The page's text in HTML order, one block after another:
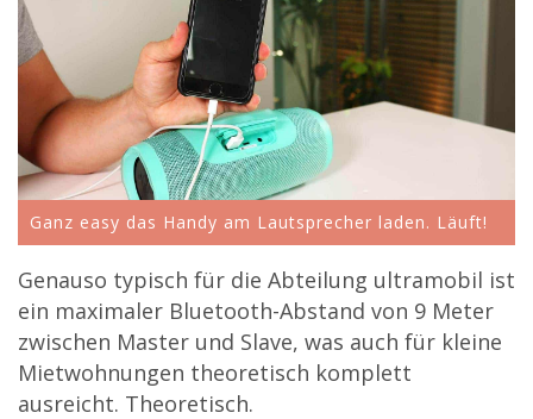
Ganz easy das Handy am Lautsprecher laden. Läuft!
Genauso typisch für die Abteilung ultramobil ist
ein maximaler Bluetooth-Abstand von 9 Meter
zwischen Master und Slave, was auch für kleine
Mietwohnungen theoretisch komplett
ausreicht. Theoretisch.